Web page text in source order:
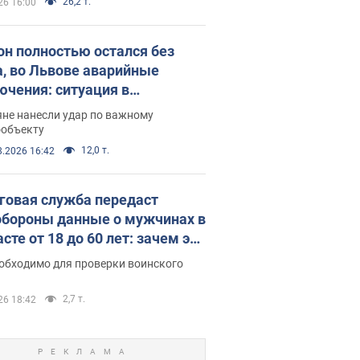
16:00
полностью остался без
во Львове аварийные
ситуация в
6 августа
нанесли удар по важному
16:42 12,0 т.
служба передаст
данные о мужчинах в
от 18 до 60 лет: зачем это
для проверки воинского
18:42 2,7 т.